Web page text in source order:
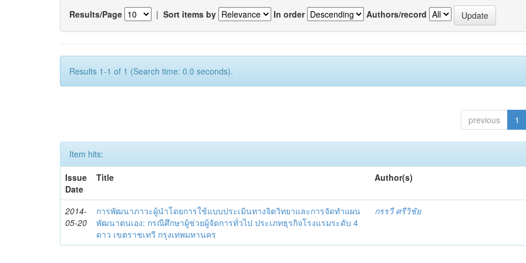
Results/Page | Sort items by In order Authors/record
Results 1-1 of 1 (Search time: 0.0 seconds).
previous 1
Item hits:
Issue
Date
Title Author(s)
2014-
05-20
การพัฒนาภาวะผู้นำโดยการใช้แบบประเมินทางจิตวิทยาและการจัดทำแผน
พัฒนาตนเอง: กรณีศึกษาผู้ช่วยผู้จัดการทั่วไป ประเภทธุรกิจโรงแรมระดับ 4
ดาว เขตราชเทวี กรุงเทพมหานคร
กรรวี ศรีวิชัย